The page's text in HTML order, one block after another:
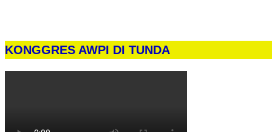
KONGGRES AWPI DI TUNDA